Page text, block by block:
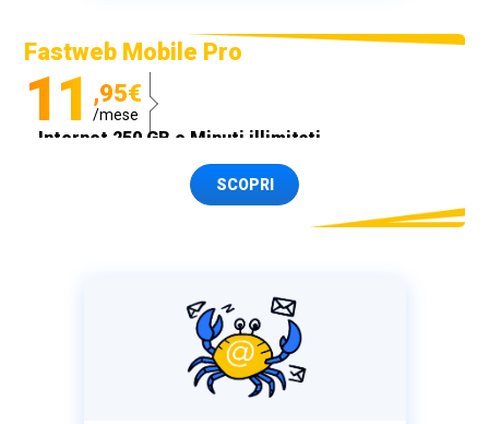
Fastweb Mobile Pro
11 ,95€
/mese
Internet 250 GB e Minuti illimitati
Spedizione SIM GRATISSCOPRI